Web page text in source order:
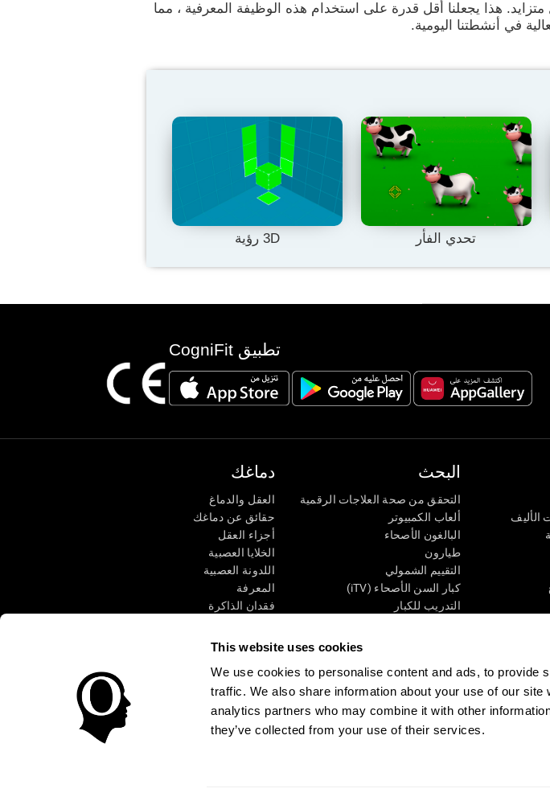
This website uses cookies
We use cookies to personalise content and ads, to provide
traffic. We also share information about your use of our
analytics partners who may combine it with other
they’ve collected from your use of their services.
هذا يجعلنا أقل قدرة على استخدام هذه الوظيفة المعرفية ، مما
في أنشطتنا اليومية.
تحدي الفأر 3D رؤية
تطبيق CogniFit
دماغك
العقل والدماغ
حقائق عن دماغك
أجزاء العقل
الخلايا العصبية
اللدونة العصبية
المعرفة
فقدان الذاكرة
وظائف ذهنية
الإدراك الحسى
الانتباه
البحث
التحقق من صحة العلاجات الرقمية
ألعاب الكمبيوتر
البالغون الأصحاء
طيارون
التقييم الشمولي
كبار السن الأصحاء (iTV)
التدريب للكبار
الأليف
البالونات
آجل الذاكرة